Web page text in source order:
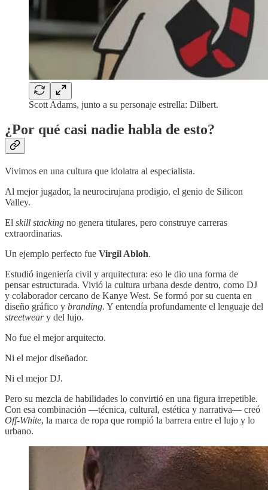
Scott Adams, junto a su personaje estrella: Dilbert.
¿Por qué casi nadie habla de esto?
Vivimos en una cultura que idolatra al especialista.
Al mejor jugador, la neurocirujana prodigio, el genio de Silicon
Valley.
El skill stacking no genera titulares, pero construye carreras
extraordinarias.
Un ejemplo perfecto fue Virgil Abloh.
Estudió ingeniería civil y arquitectura: eso le dio una forma de
pensar estructurada. Vivió la cultura urbana desde dentro, como DJ
y colaborador cercano de Kanye West. Se formó por su cuenta en
diseño gráfico y branding. Y entendía profundamente el lenguaje del
streetweary del lujo.
No fue el mejor arquitecto.
Ni el mejor diseñador.
Ni el mejor DJ.
Pero su mezcla de habilidades lo convirtió en una figura irrepetible.
Con esa combinación —técnica, cultural, estética y narrativa— creó
Off-White, la marca de ropa que rompió la barrera entre el lujo y lo
urbano.